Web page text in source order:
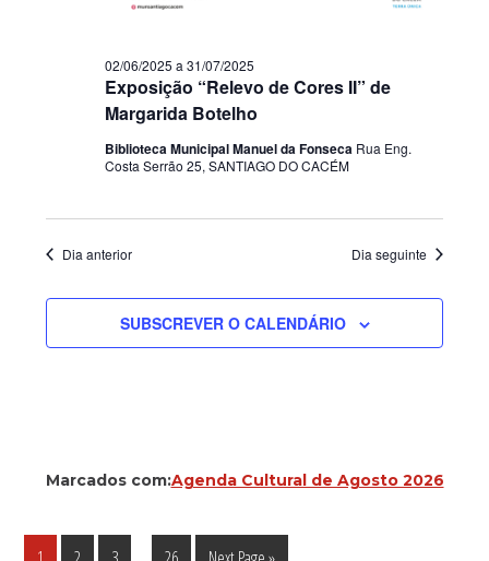
Exposição “Relevo de Cores II” de
Margarida Botelho
02/06/2025 a 31/07/2025
Biblioteca Municipal Manuel da Fonseca Rua Eng.
Costa Serrão 25, SANTIAGO DO CACÉM
Dia anterior Dia seguinte
SUBSCREVER O CALENDÁRIO
Marcados com:Agenda Cultural de Agosto 2026
Interim